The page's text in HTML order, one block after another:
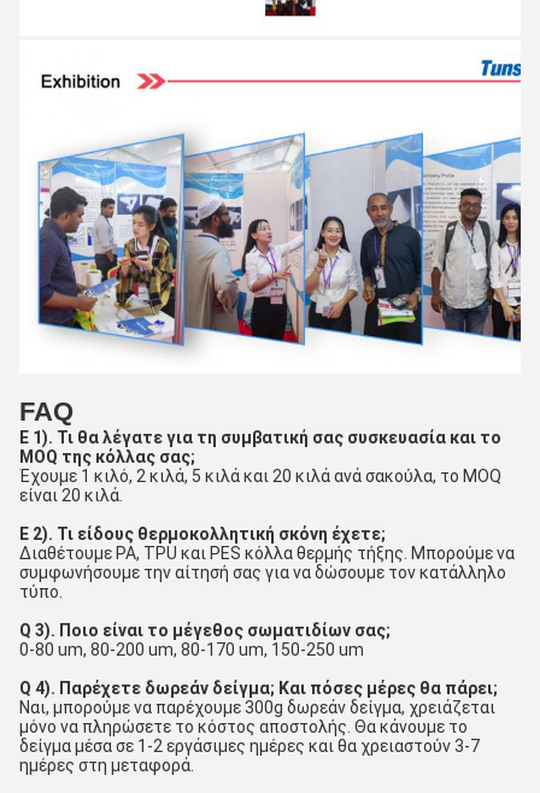
FAQ
Ε 1). Τι θα λέγατε για τη συμβατική σας συσκευασία και το
MOQ της κόλλας σας;
Έχουμε 1 κιλό, 2 κιλά, 5 κιλά και 20 κιλά ανά σακούλα, το MOQ
είναι 20 κιλά.
Ε 2). Τι είδους θερμοκολλητική σκόνη έχετε;
Διαθέτουμε PA, TPU και PES κόλλα θερμής τήξης. Μπορούμε να
συμφωνήσουμε την αίτησή σας για να δώσουμε τον κατάλληλο
τύπο.
Q 3). Ποιο είναι το μέγεθος σωματιδίων σας;
0-80 um, 80-200 um, 80-170 um, 150-250 um
Q 4). Παρέχετε δωρεάν δείγμα; Και πόσες μέρες θα πάρει;
Ναι, μπορούμε να παρέχουμε 300g δωρεάν δείγμα, χρειάζεται
μόνο να πληρώσετε το κόστος αποστολής. Θα κάνουμε το
δείγμα μέσα σε 1-2 εργάσιμες ημέρες και θα χρειαστούν 3-7
ημέρες στη μεταφορά.